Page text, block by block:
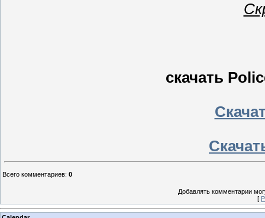
скачать
Всего комментариев: 0
Добавлять комментарии
[